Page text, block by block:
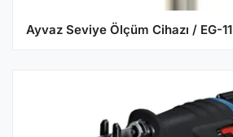
Ayvaz Seviye Ölçüm Cihazı / EG-11